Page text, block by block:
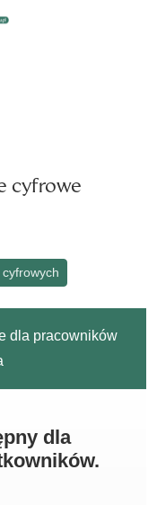
cyfrowe
dla pracowników
dla